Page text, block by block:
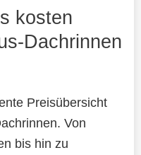
kosten
Dachrinnen
Preisübersicht
Von
bis hin zu